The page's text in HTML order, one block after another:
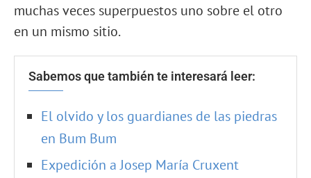
muchas veces superpuestos uno sobre el otro
en un mismo sitio.
Sabemos que también te interesará leer:
El olvido y los guardianes de las piedras
en Bum Bum
Expedición a Josep María Cruxent